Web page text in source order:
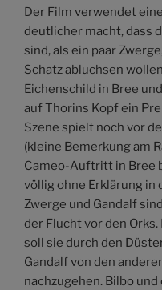
Der Film verwendet
deutlicher macht, dass
sind, als ein paar
Schatz abluchsen
Eichenschild in Bree
auf Thorins Kopf ein
Szene spielt noch vor
(kleine Bemerkung am
Cameo-Auftritt in Bree
völlig ohne Erklärung in
Zwerge und Gandalf
der Flucht vor den
soll sie durch den
Gandalf von den
nachzugehen. Bilbo